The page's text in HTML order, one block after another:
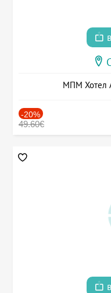
МПМ Хотел
-20%
49.60€